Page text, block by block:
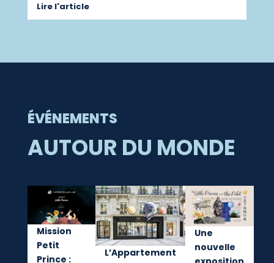
Lire l'article
ÉVÉNEMENTS
AUTOUR DU MONDE
Mission
Petit
Prince :
L’Appartement
Une
nouvelle